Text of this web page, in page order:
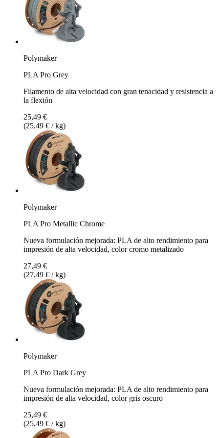
Polymaker
PLA Pro Grey
Filamento de alta velocidad con gran tenacidad y resistencia a
la flexión
25,49 €
(25,49 € / kg)
Polymaker
PLA Pro Metallic Chrome
Nueva formulación mejorada: PLA de alto rendimiento para
impresión de alta velocidad, color cromo metalizado
27,49 €
(27,49 € / kg)
Polymaker
PLA Pro Dark Grey
Nueva formulación mejorada: PLA de alto rendimiento para
impresión de alta velocidad, color gris oscuro
25,49 €
(25,49 € / kg)